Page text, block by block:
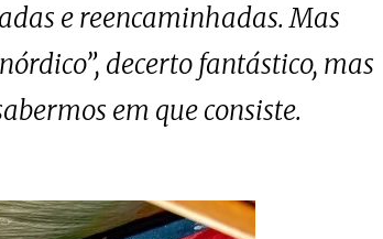
e reencaminhadas. Mas
decerto fantástico, mas
em que consiste.